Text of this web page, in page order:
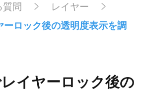
質問
レイヤー
ロック後の透明度表示を調
イヤーロック後の